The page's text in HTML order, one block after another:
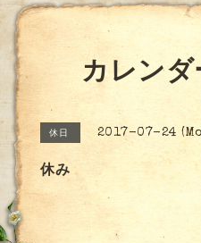
カレンダ
休日 2017-07-24
休み